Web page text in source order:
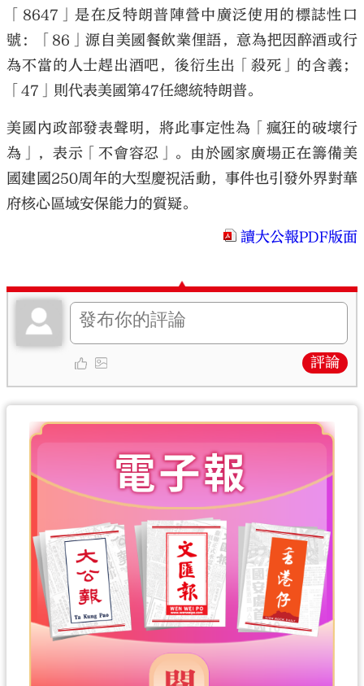
「8647」是在反特朗普陣營中廣泛使用的標誌性口
號：「86」源自美國餐飲業俚語，意為把因醉酒或行
為不當的人士趕出酒吧，後衍生出「殺死」的含義；
「47」則代表美國第47任總統特朗普。
美國內政部發表聲明，將此事定性為「瘋狂的破壞行
為」，表示「不會容忍」。由於國家廣場正在籌備美
國建國250周年的大型慶祝活動，事件也引發外界對華
府核心區域安保能力的質疑。
讀大公報PDF版面
評論